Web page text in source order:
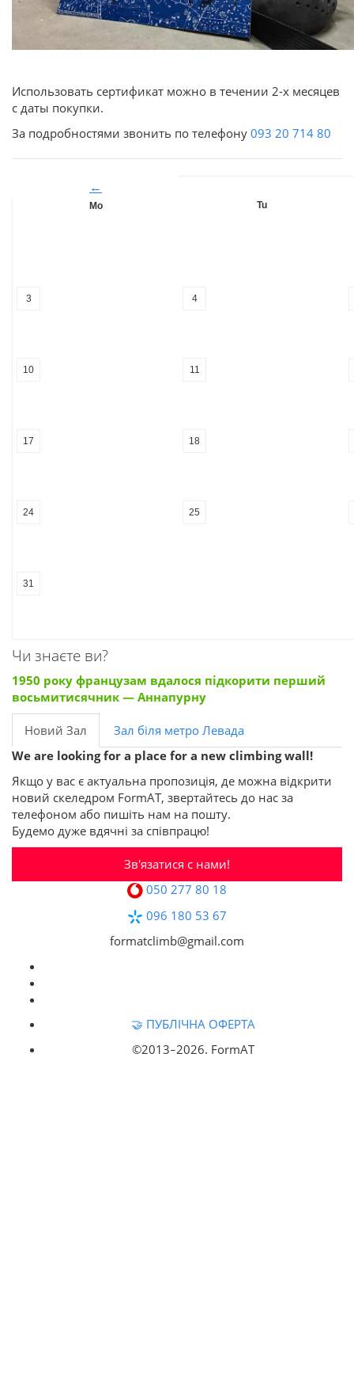
Использовать сертификат можно в течении 2-х месяцев
с даты покупки.
За подробностями звонить по телефону 093 20 714 80
←
Mo Tu
3 4
10 11
17 18
24 25
31
Чи знаєте ви?
1950 року французам вдалося підкорити перший
восьмитисячник — Аннапурну
Новий Зал
Зал біля метро Левада
We are looking for a place for a new climbing wall!
Якщо у вас є актуальна пропозиція, де можна відкрити
новий скеледром FormAT, звертайтесь до нас за
телефоном або пишіть нам на пошту.
Будемо дуже вдячні за співпрацю!
Зв'язатися с нами!
050 277 80 18
096 180 53 67
formatclimb@gmail.com
🤝 ПУБЛІЧНА ОФЕРТА
©2013‒2026. FormAT